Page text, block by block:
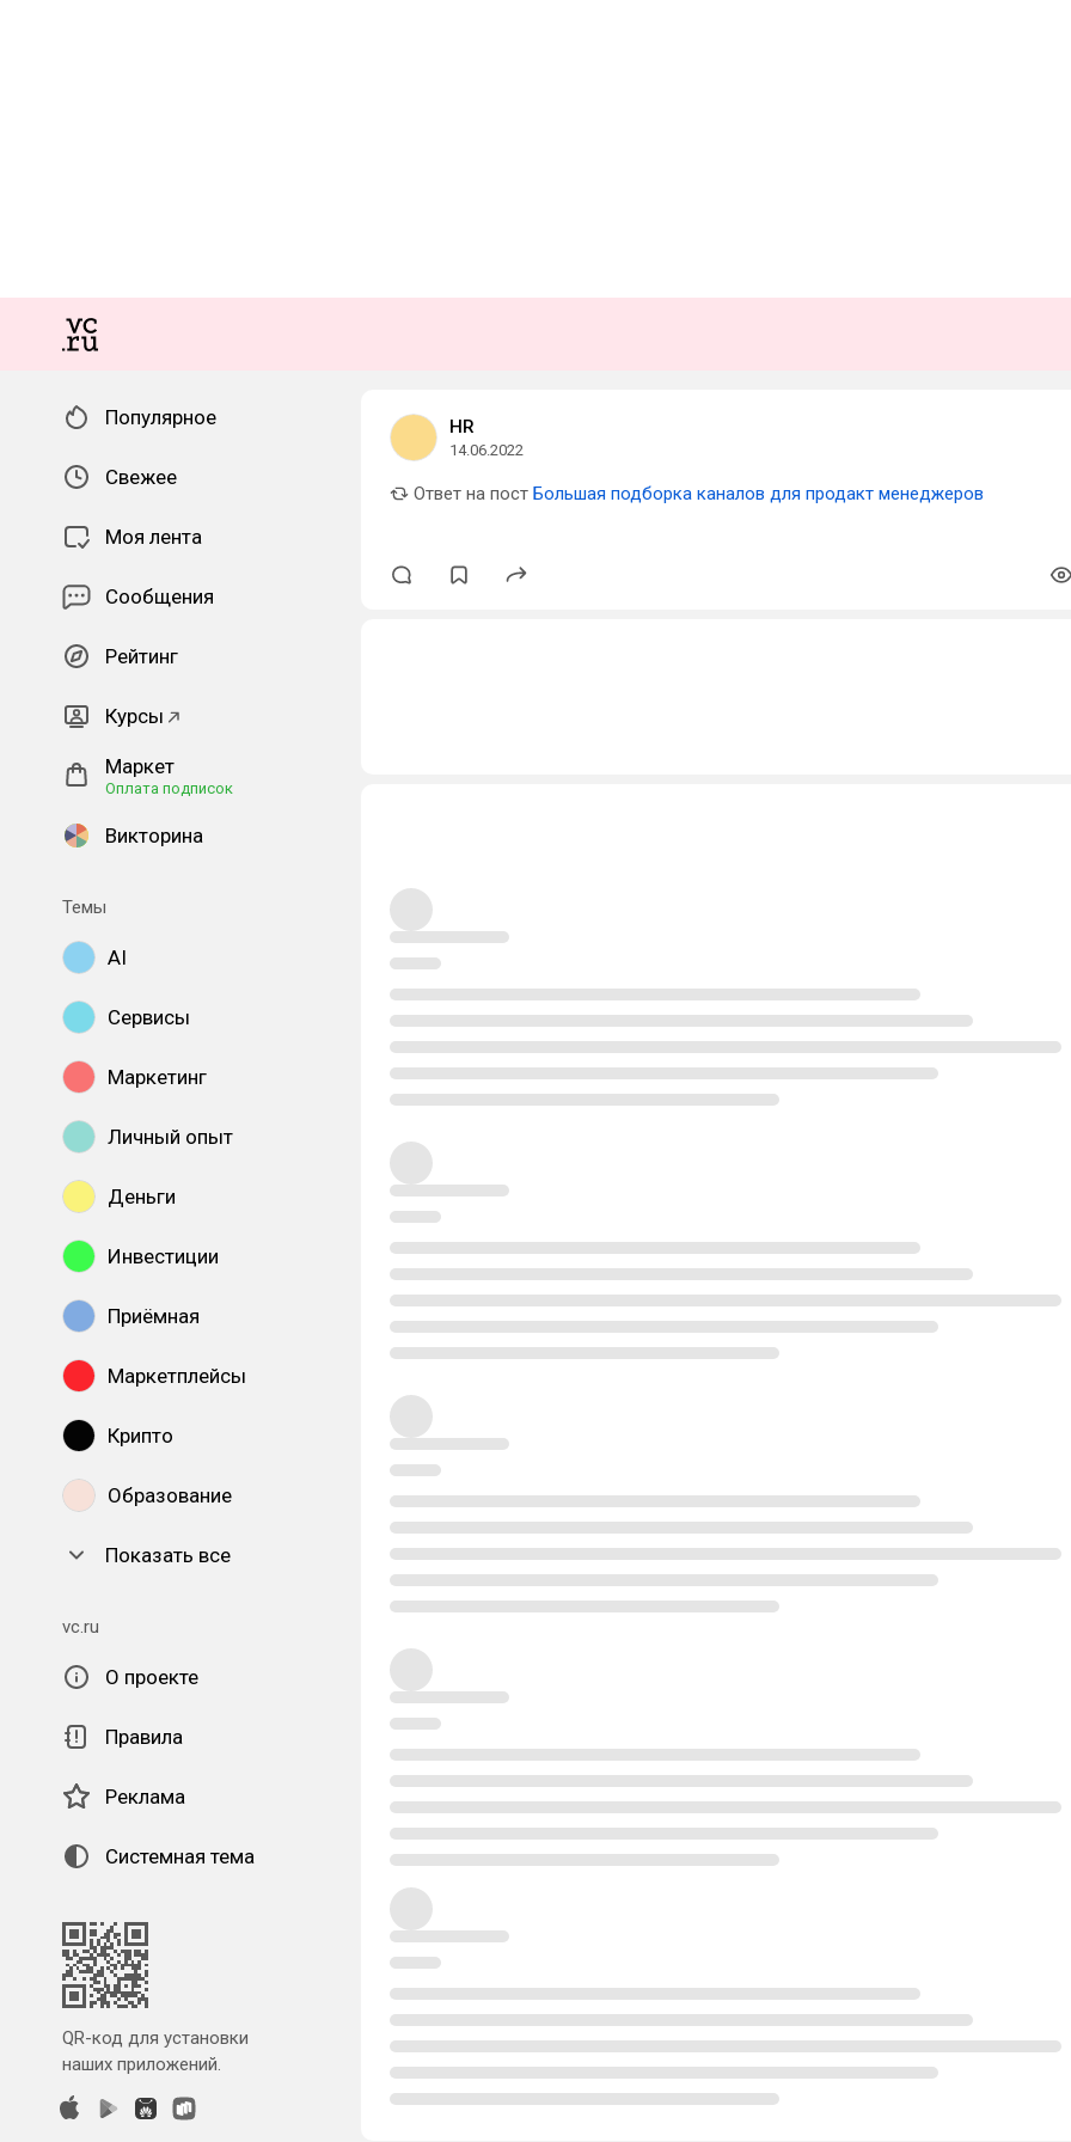
Популярное
Свежее
Моя лента
Сообщения
Рейтинг
Курсы
Маркет
Оплата подписок
Викторина
Темы
AI
Сервисы
Маркетинг
Личный опыт
Деньги
Инвестиции
Приёмная
Маркетплейсы
Крипто
Образование
Показать все
vc.ru
О проекте
Правила
Реклама
Системная тема
QR-код для установки
наших приложений.
HR
14.06.2022
Ответ на пост Большая подборка каналов для продакт менеджеров